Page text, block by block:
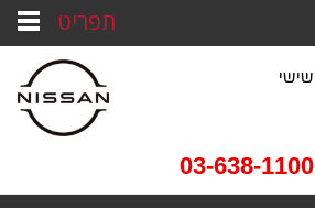
03-638-1100
תפריט